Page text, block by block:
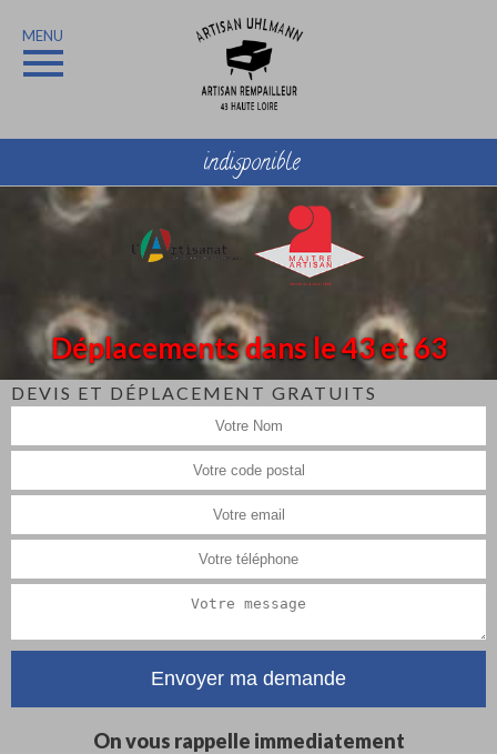
MENU
indisponible
Déplacements dans le 43 et 63
DEVIS ET DÉPLACEMENT GRATUITS
On vous rappelle immediatement